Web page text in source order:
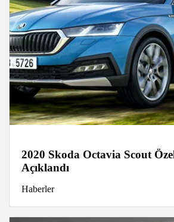
2020 Skoda Octavia Scout
Açıklandı
Haberler